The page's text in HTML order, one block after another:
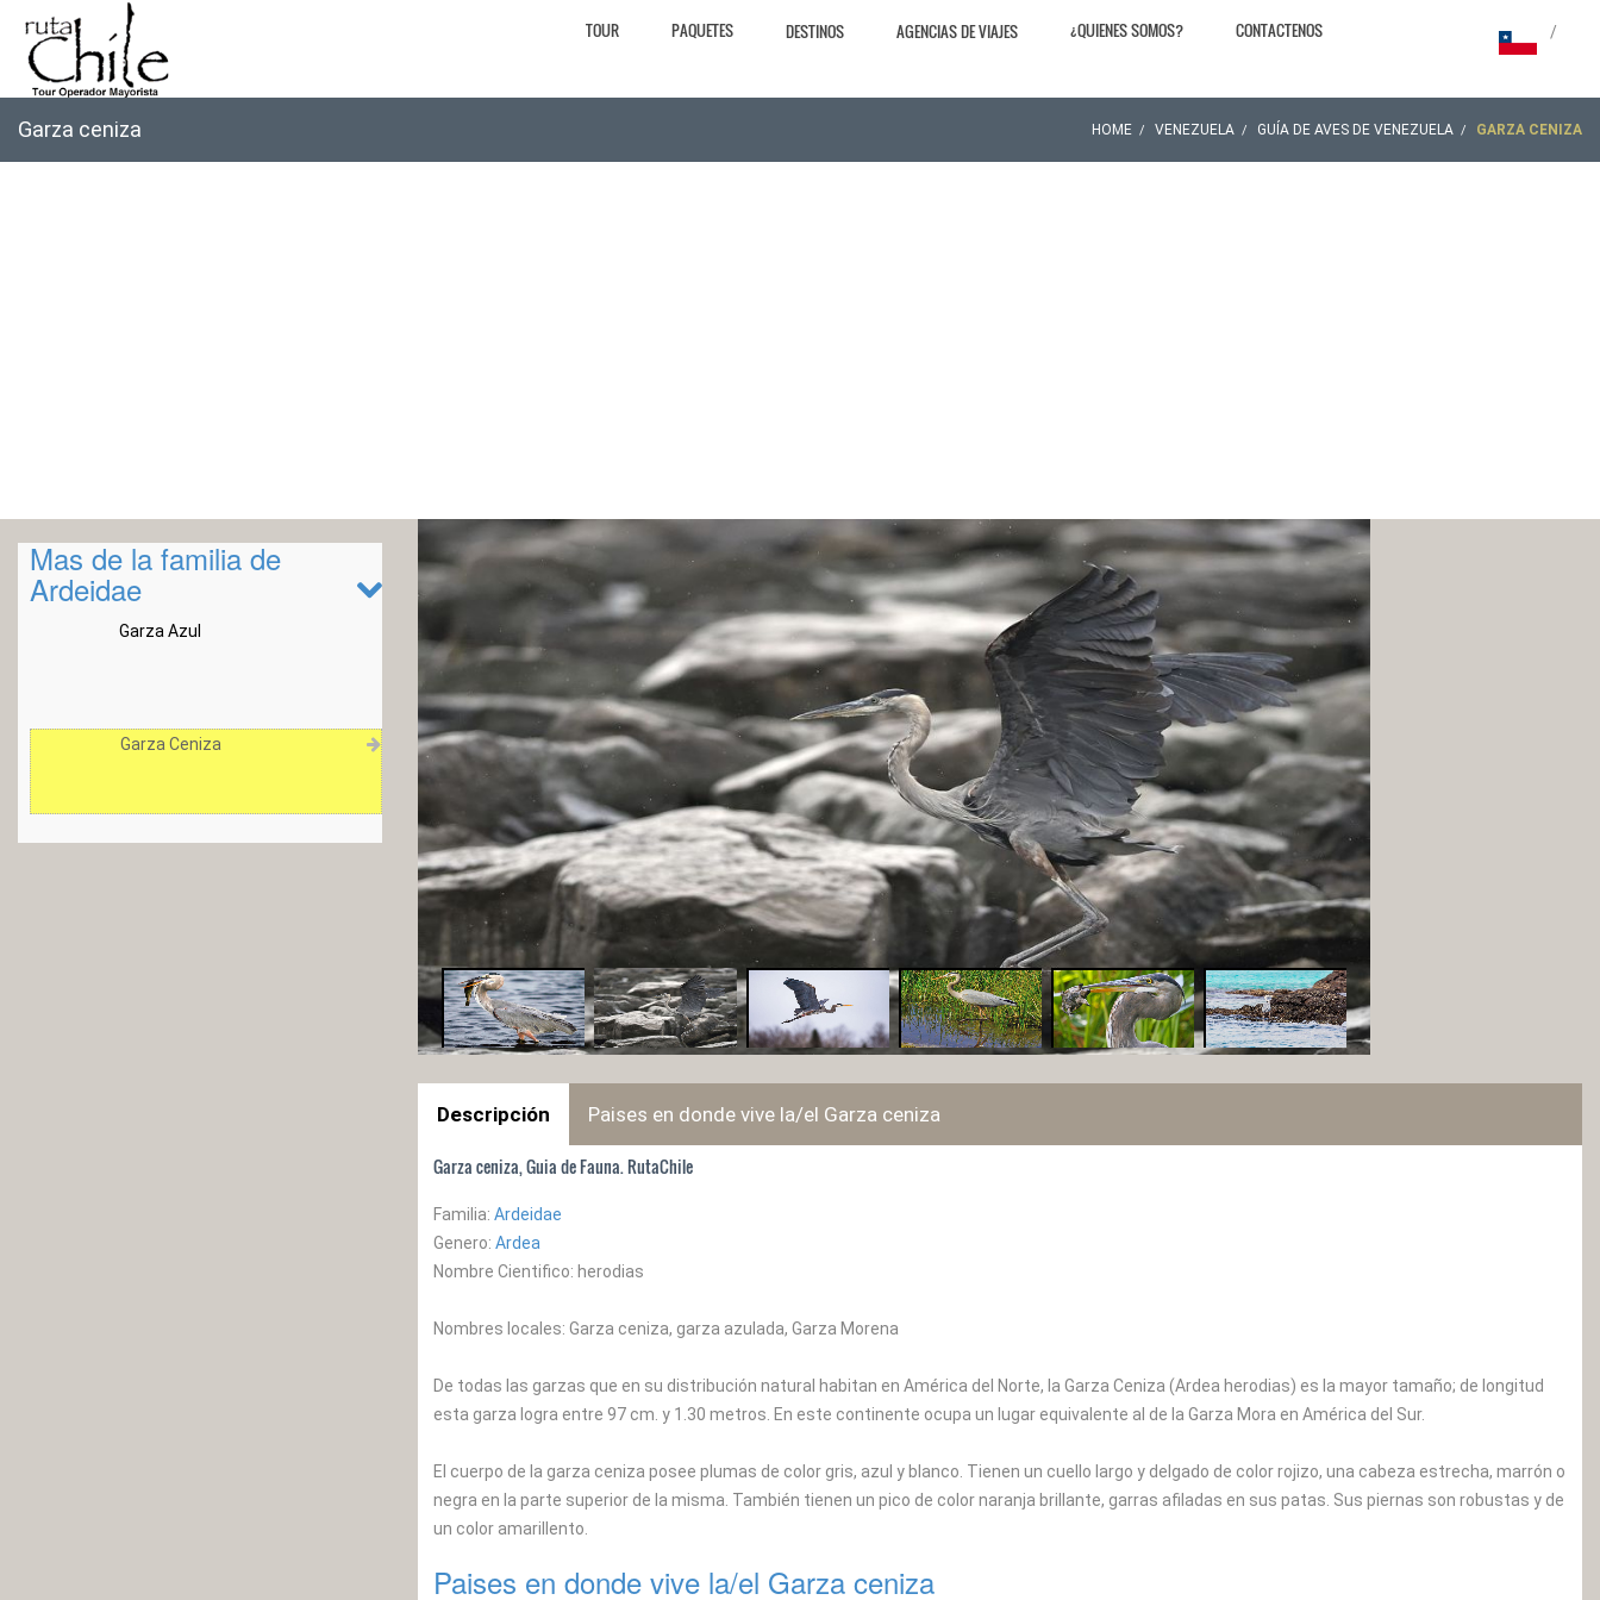
TOUR PAQUETES DESTINOS AGENCIAS DE VIAJES ¿QUIENES SOMOS? CONTACTENOS /
Garza ceniza HOME VENEZUELA GUÍA DE AVES DE VENEZUELA GARZA CENIZA
Mas de la familia de
Ardeidae
Garza Azul
Garza Ceniza
Descripción Paises en donde vive la/el Garza ceniza
Garza ceniza, Guia de Fauna. RutaChile
Familia: Ardeidae
Genero: Ardea
Nombre Cientifico: herodias
Nombres locales: Garza ceniza, garza azulada, Garza Morena
De todas las garzas que en su distribución natural habitan en América del Norte, la Garza Ceniza (Ardea herodias) es la mayor tamaño; de longitud
esta garza logra entre 97 cm. y 1.30 metros. En este continente ocupa un lugar equivalente al de la Garza Mora en América del Sur.
El cuerpo de la garza ceniza posee plumas de color gris, azul y blanco. Tienen un cuello largo y delgado de color rojizo, una cabeza estrecha, marrón o
negra en la parte superior de la misma. También tienen un pico de color naranja brillante, garras afiladas en sus patas. Sus piernas son robustas y de
un color amarillento.
Paises en donde vive la/el Garza ceniza